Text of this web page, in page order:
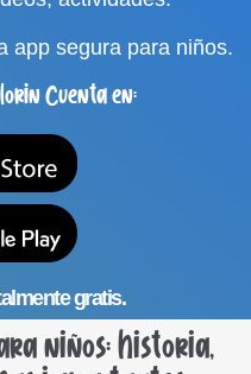
app segura para niños.
Cuenta en:
gratis.
niños: historia,